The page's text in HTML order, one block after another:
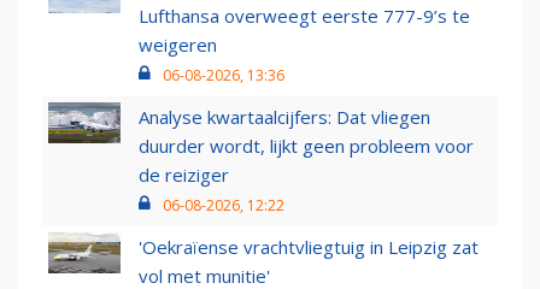
Lufthansa overweegt eerste 777-9’s te
weigeren
06-08-2026, 13:36
Analyse kwartaalcijfers: Dat vliegen
duurder wordt, lijkt geen probleem voor
de reiziger
06-08-2026, 12:22
'Oekraïense vrachtvliegtuig in Leipzig zat
vol met munitie'